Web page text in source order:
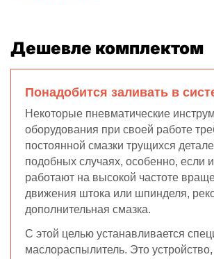
Дешевле комплектом
Понадобится заливать в
Некоторые пневматические
оборудования при своей работе
постоянной смазки трущихся
подобных случаях, особенно, если
работают на высокой частоте
движения штока или шпинделя,
дополнительная смазка.
С этой целью устанавливается
маслораспылитель. Это устройство,